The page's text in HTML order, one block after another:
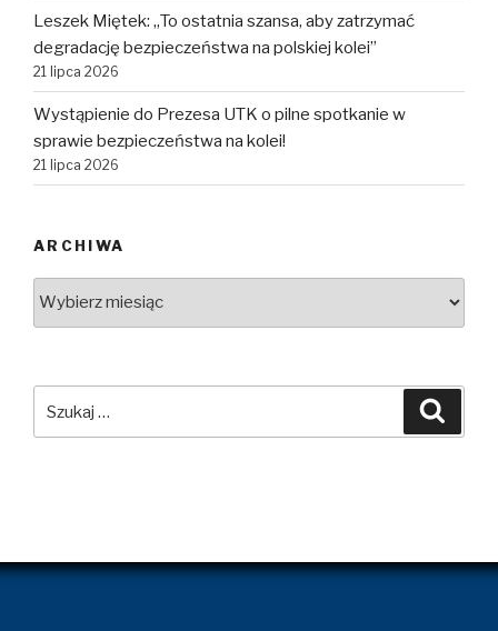
Leszek Miętek: „To ostatnia szansa, aby zatrzymać
degradację bezpieczeństwa na polskiej kolei”
21 lipca 2026
Wystąpienie do Prezesa UTK o pilne spotkanie w
sprawie bezpieczeństwa na kolei!
21 lipca 2026
ARCHIWA
Archiwa